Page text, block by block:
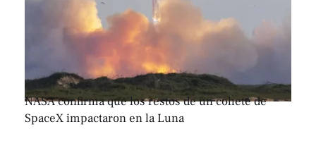
NASA confirma que los restos de un cohete de
SpaceX impactaron en la Luna